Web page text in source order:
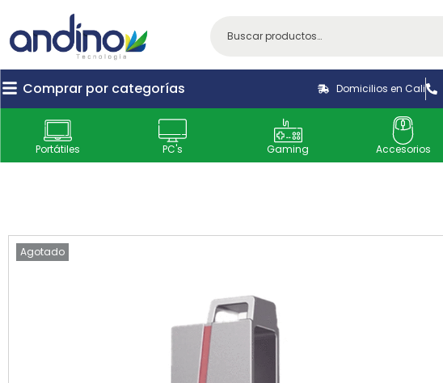
Comprar por categorías Domicilios en Cali
Portátiles PC's Gaming Accesorios
Agotado